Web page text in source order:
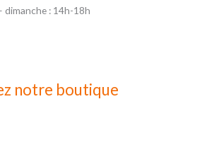
dimanche : 14h-18h
notre boutique